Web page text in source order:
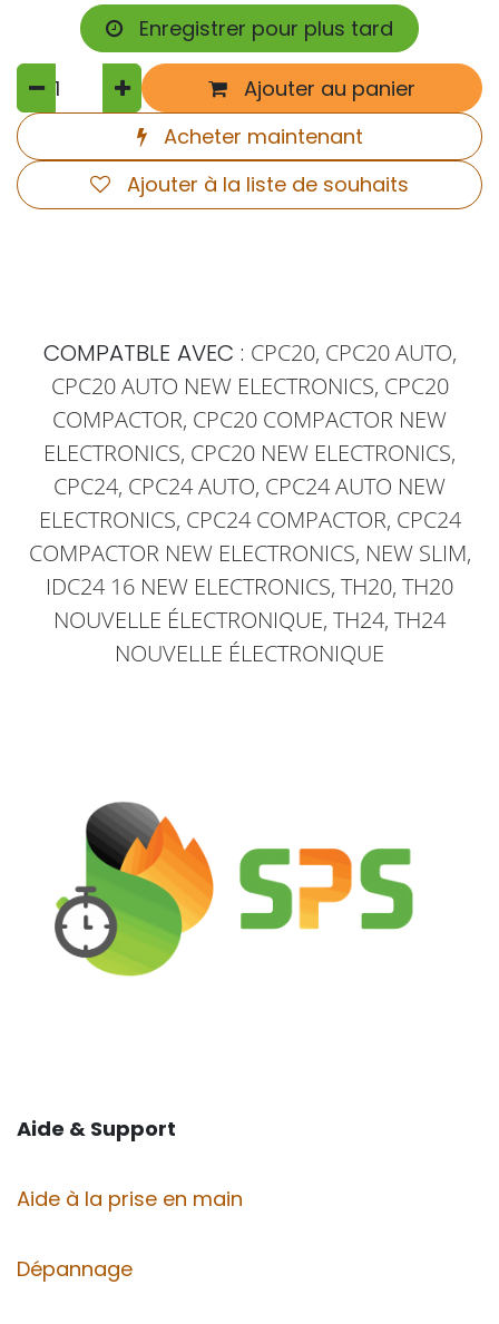
Enregistrer pour plus tard
Ajouter au panier
Acheter maintenant
Ajouter à la liste de souhaits
COMPATBLE AVEC : CPC20, CPC20 AUTO,
CPC20 AUTO NEW ELECTRONICS, CPC20
COMPACTOR, CPC20 COMPACTOR NEW
ELECTRONICS, CPC20 NEW ELECTRONICS,
CPC24, CPC24 AUTO, CPC24 AUTO NEW
ELECTRONICS, CPC24 COMPACTOR, CPC24
COMPACTOR NEW ELECTRONICS, NEW SLIM,
IDC24 16 NEW ELECTRONICS, TH20, TH20
NOUVELLE ÉLECTRONIQUE, TH24, TH24
NOUVELLE ÉLECTRONIQUE
Aide & Support
Aide à la prise en main
Dépannage